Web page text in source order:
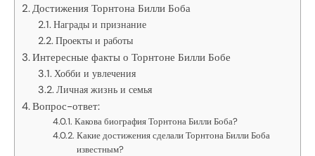
Достижения Торнтона Билли Боба
Награды и признание
Проекты и работы
Интересные факты о Торнтоне Билли Бобе
Хобби и увлечения
Личная жизнь и семья
Вопрос-ответ:
Какова биография Торнтона Билли Боба?
Какие достижения сделали Торнтона Билли Боба
известным?